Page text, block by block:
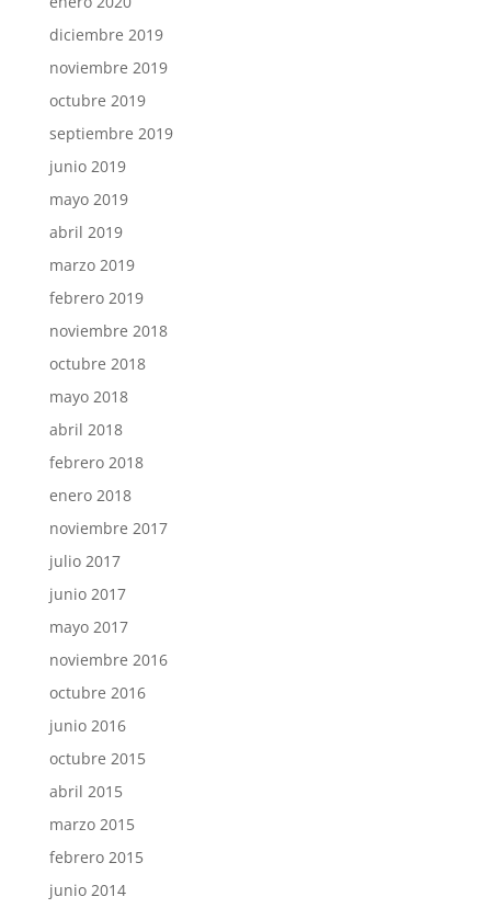
diciembre 2019
noviembre 2019
octubre 2019
septiembre 2019
junio 2019
mayo 2019
abril 2019
marzo 2019
febrero 2019
noviembre 2018
octubre 2018
mayo 2018
abril 2018
febrero 2018
enero 2018
noviembre 2017
julio 2017
junio 2017
mayo 2017
noviembre 2016
octubre 2016
junio 2016
octubre 2015
abril 2015
marzo 2015
febrero 2015
junio 2014